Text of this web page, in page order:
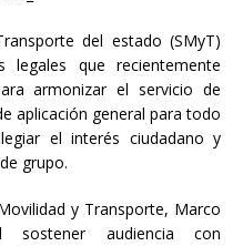
del estado (SMyT)
legales que recientemente
armonizar el servicio de
aplicación general para todo
el interés ciudadano y
grupo.
y Transporte, Marco
audiencia con